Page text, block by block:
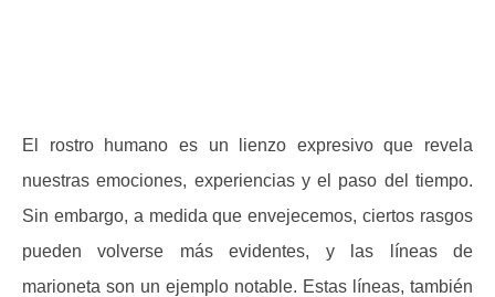
El rostro humano es un lienzo expresivo que revela
nuestras emociones, experiencias y el paso del tiempo.
Sin embargo, a medida que envejecemos, ciertos rasgos
pueden volverse más evidentes, y las líneas de
marioneta son un ejemplo notable. Estas líneas, también